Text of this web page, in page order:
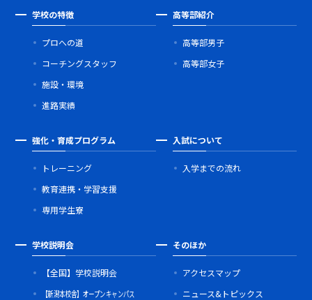
学校の特徴
プロへの道
コーチングスタッフ
施設・環境
進路実績
高等部紹介
高等部男子
高等部女子
強化・育成プログラム
トレーニング
教育連携・学習支援
専用学生寮
入試について
入学までの流れ
学校説明会
【全国】学校説明会
【新潟本校舎】オープンキャンパス
そのほか
アクセスマップ
ニュース&トピックス